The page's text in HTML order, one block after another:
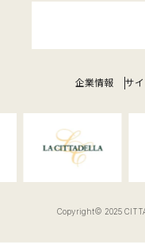
企業情報 サ
Copyright© 2025